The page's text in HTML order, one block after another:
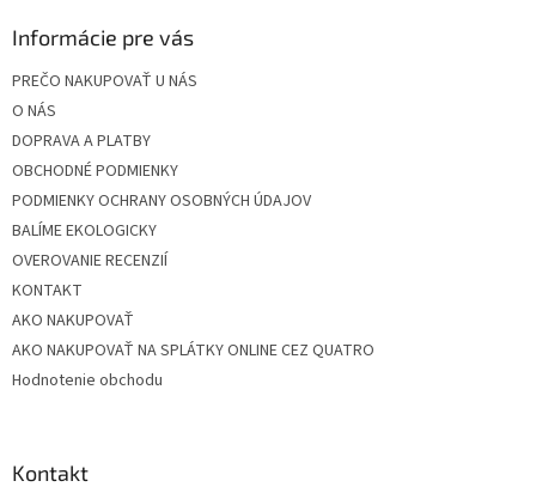
Informácie pre vás
PREČO NAKUPOVAŤ U NÁS
O NÁS
DOPRAVA A PLATBY
OBCHODNÉ PODMIENKY
PODMIENKY OCHRANY OSOBNÝCH ÚDAJOV
BALÍME EKOLOGICKY
OVEROVANIE RECENZIÍ
KONTAKT
AKO NAKUPOVAŤ
AKO NAKUPOVAŤ NA SPLÁTKY ONLINE CEZ QUATRO
Hodnotenie obchodu
Kontakt